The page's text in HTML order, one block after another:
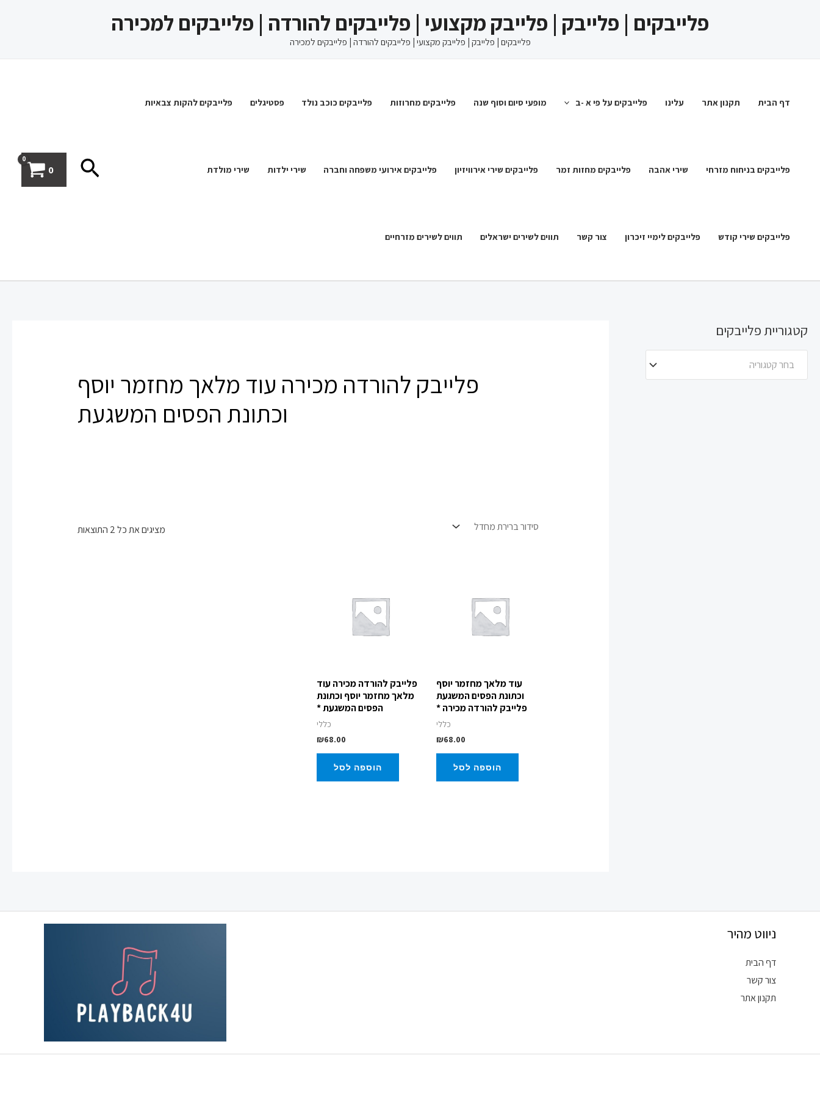
פלייבקים | פלייבק | פלייבק מקצועי | פלייבקים להורדה | פלייבקים למכירה
פלייבקים | פלייבק | פלייבק מקצועי | פלייבקים להורדה | פלייבקים למכירה
דף הבית תקנון אתר עלינו פלייבקים על פי א -ב מופעי סיום וסוף שנה פלייבקים מחרוזות פלייבקים כוכב נולד פסטיגלים פלייבקים להקות צבאיות
פלייבקים בניחוח מזרחי שירי אהבה פלייבקים מחזות זמר פלייבקים שירי אירוויזיון פלייבקים אירועי משפחה וחברה שירי ילדות שירי מולדת
פלייבקים שירי קודש פלייבקים לימיי זיכרון צור קשר תווים לשירים ישראלים תווים לשירים מזרחיים
חיפוש0
קטגוריית פלייבקים
בחר קטגוריה
פלייבק להורדה מכירה עוד מלאך מחזמר יוסף
וכתונת הפסים המשגעת
מציגים את כל ⁦2⁩ התוצאות
עוד מלאך מחזמר יוסף
וכתונת הפסים המשגעת
פלייבק להורדה מכירה *
כללי
₪68.00
הוספה לסל
פלייבק להורדה מכירה עוד
מלאך מחזמר יוסף וכתונת
הפסים המשגעת *
כללי
₪68.00
הוספה לסל
ניווט מהיר
דף הבית
צור קשר
תקנון אתר